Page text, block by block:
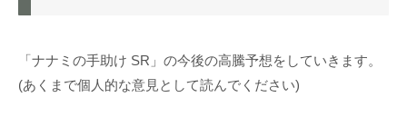
「ナナミの手助け SR」の今後の高騰予想をしていきます。
(あくまで個人的な意見として読んでください)